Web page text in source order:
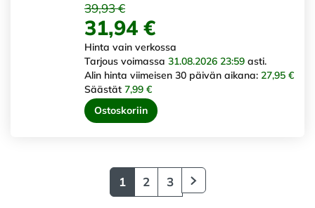
39,93 €
31,94 €
Hinta vain verkossa
Tarjous voimassa 31.08.2026 23:59 asti.
Alin hinta viimeisen 30 päivän aikana: 27,95 €
Säästät 7,99 €
Ostoskoriin
1 2 3